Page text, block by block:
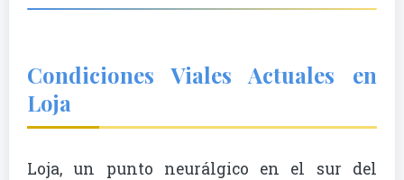
Condiciones Viales Actuales en
Loja
Loja, un punto neurálgico en el sur del